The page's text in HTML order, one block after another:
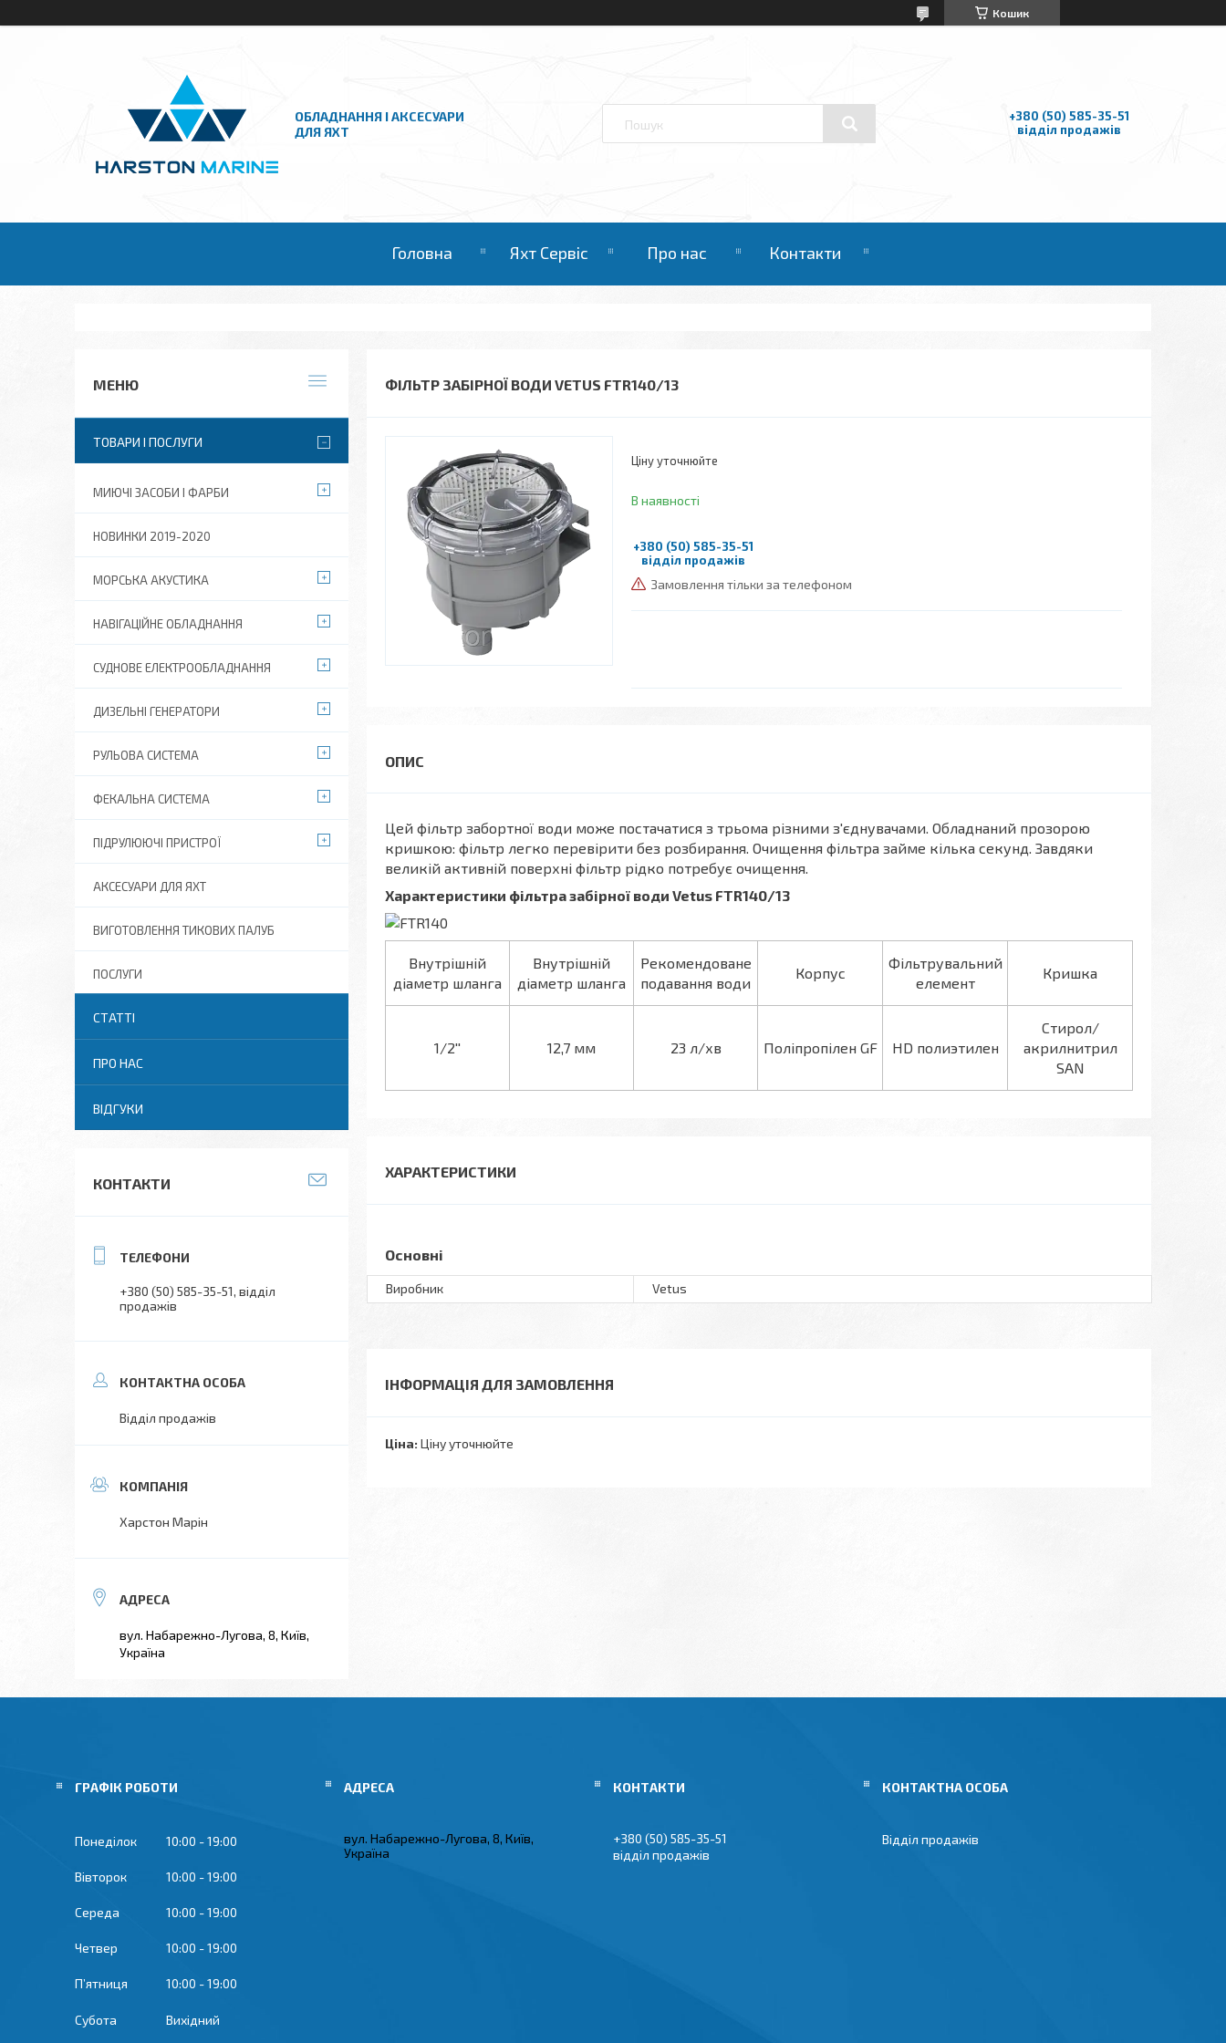
Кошик
ОБЛАДНАННЯ І АКСЕСУАРИ
ДЛЯ ЯХТ
+380 (50) 585-35-51
відділ продажів
Головна Яхт Сервіс Про нас Контакти
ФІЛЬТР ЗАБІРНОЇ ВОДИ VETUS FTR140/13
Ціну уточнюйте
В наявності
+380 (50) 585-35-51
відділ продажів
Замовлення тільки за телефоном
Цей фільтр забортної води може постачатися з трьома різними з'єднувачами. Обладнаний прозорою
кришкою: фільтр легко перевірити без розбирання. Очищення фільтра займе кілька секунд. Завдяки
великій активній поверхні фільтр рідко потребує очищення.
Характеристики фільтра забірної води Vetus FTR140/13
Внутрішній
діаметр шланга
Внутрішній
діаметр шланга
Рекомендоване
подавання води
Корпус
Фільтрувальний
елемент
Кришка
1/2'' 12,7 мм 23 л/хв Поліпропілен GF HD полиэтилен
Cтирол/
акрилнитрил
SAN
ХАРАКТЕРИСТИКИ
Основні
Виробник Vetus
ІНФОРМАЦІЯ ДЛЯ ЗАМОВЛЕННЯ
Ціна: Ціну уточнюйте
ТОВАРИ І ПОСЛУГИ
МИЮЧІ ЗАСОБИ І ФАРБИ
НОВИНКИ 2019-2020
МОРСЬКА АКУСТИКА
НАВІГАЦІЙНЕ ОБЛАДНАННЯ
СУДНОВЕ ЕЛЕКТРООБЛАДНАННЯ
ДИЗЕЛЬНІ ГЕНЕРАТОРИ
РУЛЬОВА СИСТЕМА
ФЕКАЛЬНА СИСТЕМА
ПІДРУЛЮЮЧІ ПРИСТРОЇ
АКСЕСУАРИ ДЛЯ ЯХТ
ВИГОТОВЛЕННЯ ТИКОВИХ ПАЛУБ
ПОСЛУГИ
СТАТТІ
ПРО НАС
ВІДГУКИ
КОНТАКТИ
+380 (50) 585-35-51 відділ
продажів
Відділ продажів
Харстон Марін
вул. Набарежно-Лугова, 8, Київ,
Україна
ГРАФІК РОБОТИ
Понеділок 10:00 19:00
Вівторок 10:00 19:00
Середа 10:00 19:00
Четвер 10:00 19:00
Пʼятниця 10:00 19:00
Субота Вихідний
вул. Набарежно-Лугова, 8, Київ,
Україна
+380 (50) 585-35-51
відділ продажів
Відділ продажів